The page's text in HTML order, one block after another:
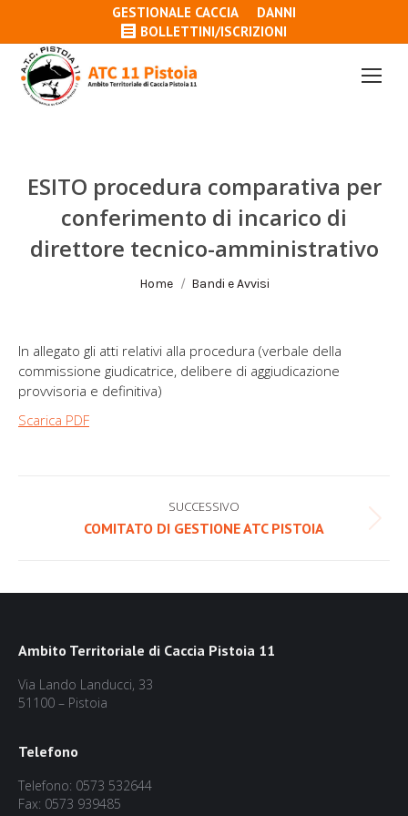
GESTIONALE CACCIA
DANNI
BOLLETTINI/ISCRIZIONI
ESITO procedura comparativa per
conferimento di incarico di
direttore tecnico-amministrativo
Tu sei qui:
Home Bandi e Avvisi
In allegato gli atti relativi alla procedura (verbale della
commissione giudicatrice, delibere di aggiudicazione
provvisoria e definitiva)
Scarica PDF
post
SUCCESSIVO
Prossimo
COMITATO DI GESTIONE ATC PISTOIA
Ambito Territoriale di Caccia Pistoia 11
Via Lando Landucci, 33
51100 – Pistoia
Telefono
Telefono: 0573 532644
Fax: 0573 939485